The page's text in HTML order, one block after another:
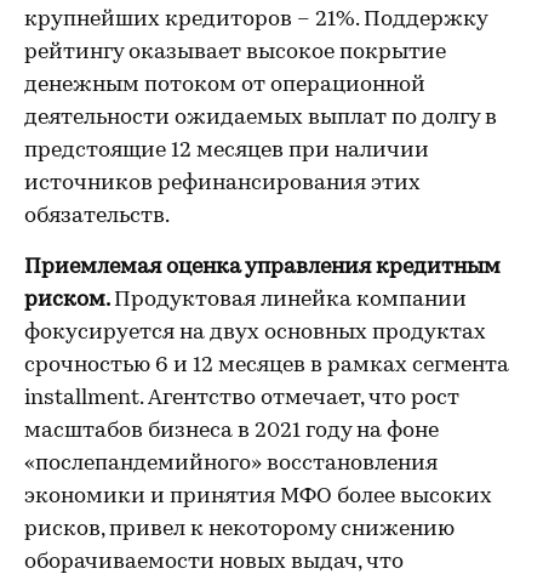
крупнейших кредиторов – 21%. Поддержку
рейтингу оказывает высокое покрытие
денежным потоком от операционной
деятельности ожидаемых выплат по долгу в
предстоящие 12 месяцев при наличии
источников рефинансирования этих
обязательств.
Приемлемая оценка управления кредитным
риском. Продуктовая линейка компании
фокусируется на двух основных продуктах
срочностью 6 и 12 месяцев в рамках сегмента
installment. Агентство отмечает, что рост
масштабов бизнеса в 2021 году на фоне
«послепандемийного» восстановления
экономики и принятия МФО более высоких
рисков, привел к некоторому снижению
оборачиваемости новых выдач, что